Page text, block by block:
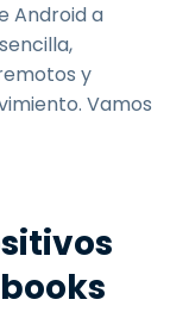
Android a
y
Vamos